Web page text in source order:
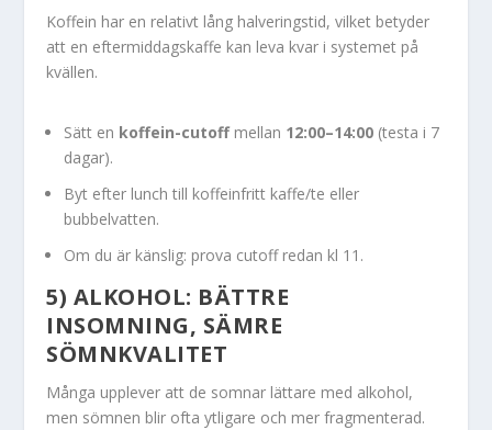
Koffein har en relativt lång halveringstid, vilket betyder
att en eftermiddagskaffe kan leva kvar i systemet på
kvällen.
Sätt en koffein-cutoffmellan 12:00–14:00 (testa i 7
dagar).
Byt efter lunch till koffeinfritt kaffe/te eller
bubbelvatten.
Om du är känslig: prova cutoff redan kl 11.
5) ALKOHOL: BÄTTRE
INSOMNING, SÄMRE
SÖMNKVALITET
Många upplever att de somnar lättare med alkohol,
men sömnen blir ofta ytligare och mer fragmenterad.